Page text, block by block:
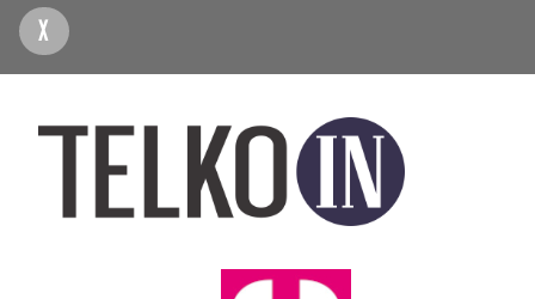
X